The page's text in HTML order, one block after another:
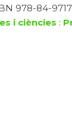
978-84-
i ciències :